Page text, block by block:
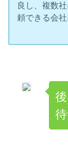
良し、複数
頼できる会